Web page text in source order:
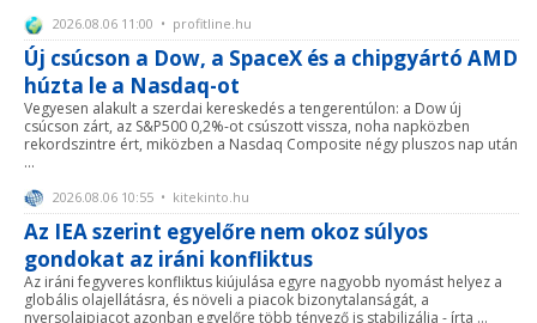
2026.08.06 11:00 • profitline.hu
Új csúcson a Dow, a SpaceX és a chipgyártó AMD
húzta le a Nasdaq-ot
Vegyesen alakult a szerdai kereskedés a tengerentúlon: a Dow új
csúcson zárt, az S&P500 0,2%-ot csúszott vissza, noha napközben
rekordszintre ért, miközben a Nasdaq Composite négy pluszos nap után
...
2026.08.06 10:55 • kitekinto.hu
Az IEA szerint egyelőre nem okoz súlyos
gondokat az iráni konfliktus
Az iráni fegyveres konfliktus kiújulása egyre nagyobb nyomást helyez a
globális olajellátásra, és növeli a piacok bizonytalanságát, a
nyersolajpiacot azonban egyelőre több tényező is stabilizálja - írta ...